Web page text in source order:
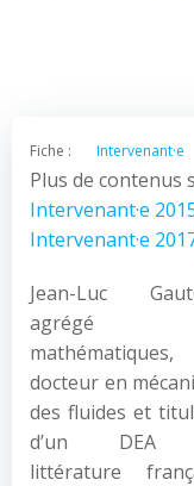
Fiche : Intervenant·e
Plus de contenus
Intervenant·e
Intervenant·e
Jean-Luc
agrégé
mathématiques,
docteur en
des fluides et
d’un DEA
littérature